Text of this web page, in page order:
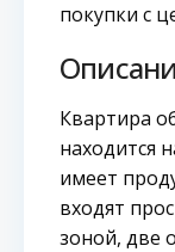
покупки с
Квартира
находится
имеет
входят
зоной, две